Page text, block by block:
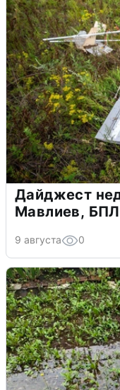
Дайджест
Мавлиев,
9 августа 0